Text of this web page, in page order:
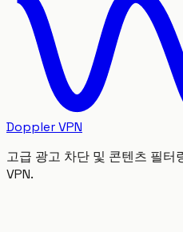
Doppler VPN
고급 광고 차단 및 콘텐츠 필터
VPN.